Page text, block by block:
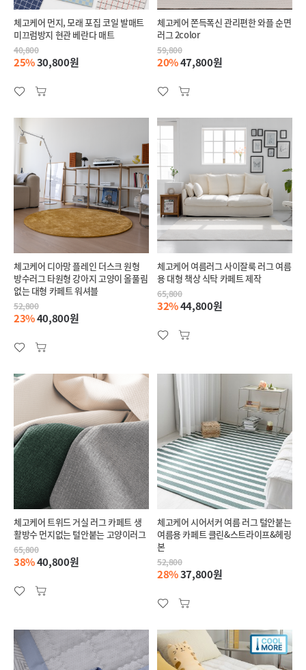
체고케어 먼지, 모래 포집 코일 발매트
미끄럼방지 현관 베란다 매트
40,800
25%30,800원
체고케어 쫀득폭신 관리편한 와플 순면
러그 2color
59,800
20%47,800원
체고케어 디아망 플레인 더스크 원형
방수러그 타원형 강아지 고양이 올풀림
없는 대형 카페트 워셔블
52,800
23%40,800원
체고케어 여름러그 사이잘룩 러그 여름
용 대형 책상 식탁 카페트 제작
65,800
32%44,800원
체고케어 트위드 거실 러그 카페트 생
활방수 먼지없는 털안붙는 고양이러그
65,800
38%40,800원
체고케어 시어서커 여름 러그 털안붙는
여름용 카페트 클린&스트라이프&헤링
본
52,800
28%37,800원